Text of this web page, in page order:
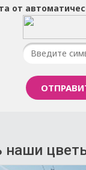
от
наши